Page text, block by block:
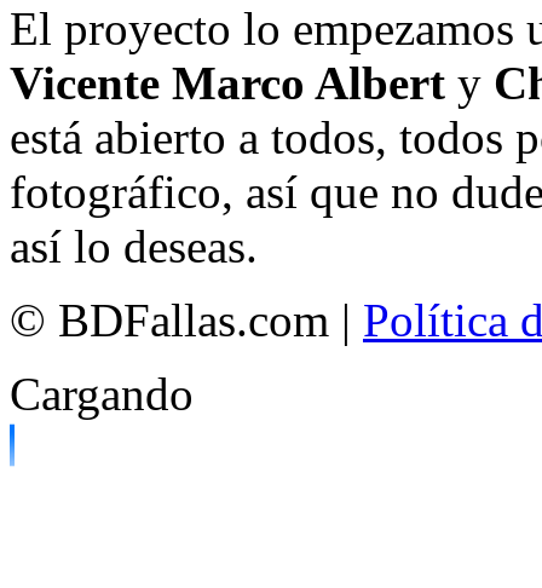
El proyecto lo empezamos
Vicente Marco Albert y
está abierto a todos, todos
fotográfico, así que no
así lo deseas.
© BDFallas.com | Política
Cargando